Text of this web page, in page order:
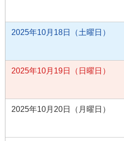
2025年10月18日（土曜日）
2025年10月19日（日曜日）
2025年10月20日（月曜日）